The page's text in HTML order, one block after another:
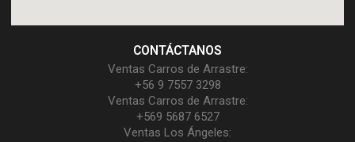
CONTÁCTANOS
Ventas Carros de Arrastre:
+56 9 7557 3298
Ventas Carros de Arrastre:
+569 5687 6527
Ventas Los Ángeles: